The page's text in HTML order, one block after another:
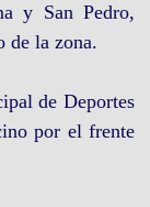
y San Pedro,
de la zona.
de Deportes
por el frente